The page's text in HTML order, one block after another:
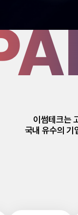
이썸테크는
국내 유수의 기